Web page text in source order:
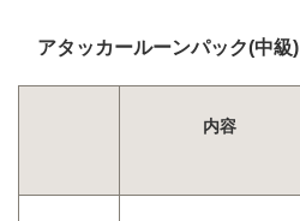
アタッカールーンパック(中級)
内容